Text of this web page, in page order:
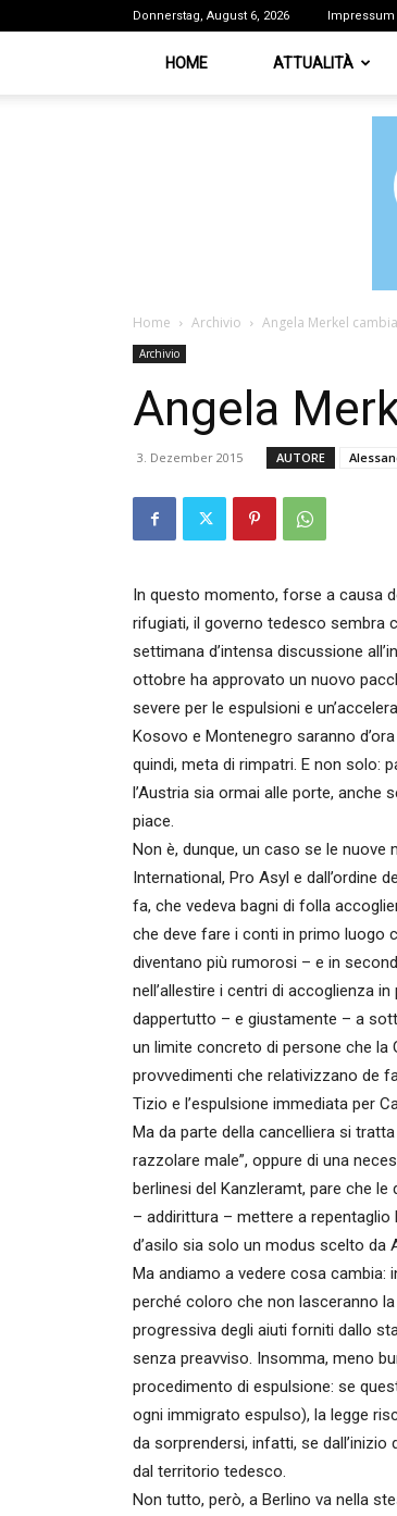
Donnerstag, August 6, 2026 Impressum
HOME ATTUALITÀ
Home Archivio Angela Merkel
Archivio
Angela
3. Dezember 2015 AUTORE
In questo momento, forse a causa
rifugiati, il governo tedesco sembra
settimana d’intensa discussione
ottobre ha approvato un nuovo
severe per le espulsioni e
Kosovo e Montenegro saranno
quindi, meta di rimpatri. E non solo:
l’Austria sia ormai alle porte, anche
piace.
Non è, dunque, un caso se le
International, Pro Asyl e dall’ordine
fa, che vedeva bagni di folla
che deve fare i conti in primo luogo
diventano più rumorosi – e in
nell’allestire i centri di accoglienza
dappertutto – e giustamente – a
un limite concreto di persone che la
provvedimenti che relativizzano de
Tizio e l’espulsione immediata per
Ma da parte della cancelliera si
razzolare male”, oppure di una
berlinesi del Kanzleramt, pare che
– addirittura – mettere a
d’asilo sia solo un modus scelto da
Ma andiamo a vedere cosa cambia:
perché coloro che non lasceranno
progressiva degli aiuti forniti dallo
senza preavviso. Insomma, meno
procedimento di espulsione: se
ogni immigrato espulso), la legge
da sorprendersi, infatti, se
dal territorio tedesco.
Non tutto, però, a Berlino va nella